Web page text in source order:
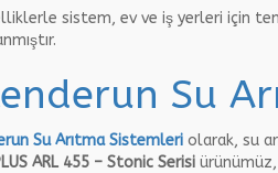
sistem, ev ve iş yerleri için
Su
Su Arıtma Sistemleri olarak, su
ARL 455 – Stonic Serisi ürünümüz,